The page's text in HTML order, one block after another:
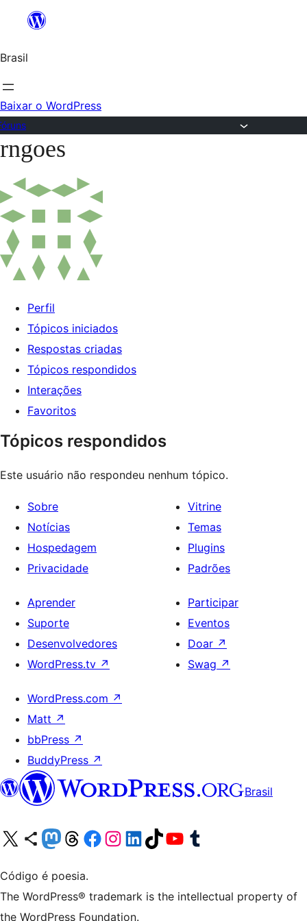
o
conteúdo
Brasil
Baixar o WordPress
Pular
para
conteúdo
rngoes
Perfil
Tópicos iniciados
Respostas criadas
Tópicos respondidos
Interações
Favoritos
Tópicos respondidos
Este usuário não respondeu nenhum tópico.
Sobre
Notícias
Hospedagem
Privacidade
Vitrine
Temas
Plugins
Padrões
Aprender
Suporte
Desenvolvedores
WordPress.tv ↗
Participar
Eventos
Doar ↗
Swag ↗
WordPress.com ↗
Matt ↗
bbPress ↗
BuddyPress ↗
Brasil
Acessar nossa conta do X (antigo Twitter)
Acessar nossa conta do Bluesky
Acessar nossa conta do Mastodon
Acessar nossa conta do Threads
Acessar nossa página do Facebook
Acessar nossa conta do Instagram
Acessar nossa conta do LinkedIn
Acessar nossa conta do TikTok
Acessar nosso canal do YouTube
Acessar nossa conta no Tumblr
Código é poesia.
The WordPress® trademark is the intellectual property of
the WordPress Foundation.